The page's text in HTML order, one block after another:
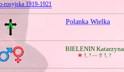
1919‐1921
Polanka Wielka
BIELENIN Katarzyna
🞲 ?, ? —🕆 ?, ?